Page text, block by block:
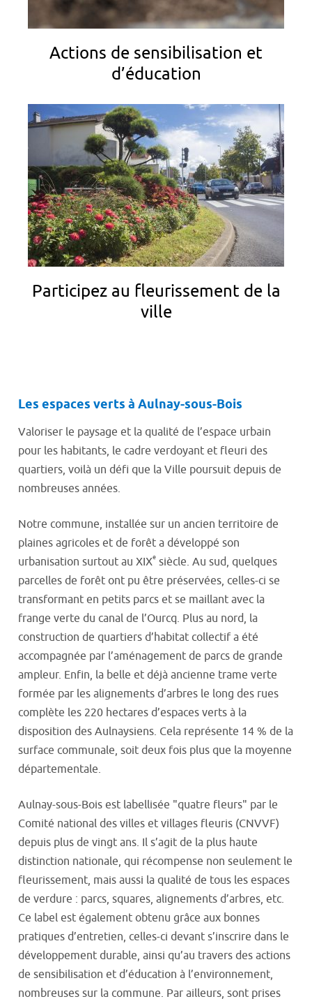
Actions de sensibilisation et
d’éducation
Participez au fleurissement de la
ville
Les espaces verts à Aulnay-sous-Bois
Valoriser le paysage et la qualité de l’espace urbain
pour les habitants, le cadre verdoyant et fleuri des
quartiers, voilà un défi que la Ville poursuit depuis de
nombreuses années.
Notre commune, installée sur un ancien territoire de
plaines agricoles et de forêt a développé son
urbanisation surtout au XIXe siècle. Au sud, quelques
parcelles de forêt ont pu être préservées, celles-ci se
transformant en petits parcs et se maillant avec la
frange verte du canal de l’Ourcq. Plus au nord, la
construction de quartiers d’habitat collectif a été
accompagnée par l’aménagement de parcs de grande
ampleur. Enfin, la belle et déjà ancienne trame verte
formée par les alignements d’arbres le long des rues
complète les 220 hectares d’espaces verts à la
disposition des Aulnaysiens. Cela représente 14 % de la
surface communale, soit deux fois plus que la moyenne
départementale.
Aulnay-sous-Bois est labellisée "quatre fleurs" par le
Comité national des villes et villages fleuris (CNVVF)
depuis plus de vingt ans. Il s’agit de la plus haute
distinction nationale, qui récompense non seulement le
fleurissement, mais aussi la qualité de tous les espaces
de verdure : parcs, squares, alignements d’arbres, etc.
Ce label est également obtenu grâce aux bonnes
pratiques d’entretien, celles-ci devant s’inscrire dans le
développement durable, ainsi qu’au travers des actions
de sensibilisation et d’éducation à l’environnement,
nombreuses sur la commune. Par ailleurs, sont prises